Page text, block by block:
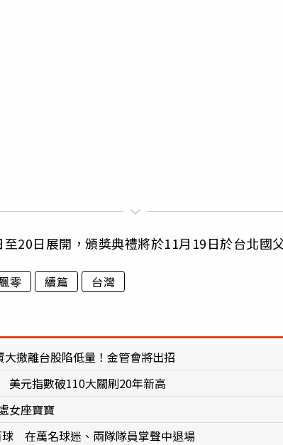
20日展開，頒獎典禮將於11月19日於台北國
零 續篇 台灣
撤離台股陷低量！金管會將出招
元指數破110大關刷20年新高
女座寶寶
在萬名球迷、兩隊隊員掌聲中退場